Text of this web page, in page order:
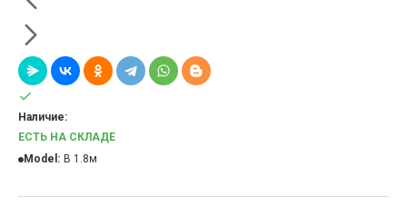
Наличие:
ЕСТЬ НА СКЛАДЕ
Model: B 1.8м